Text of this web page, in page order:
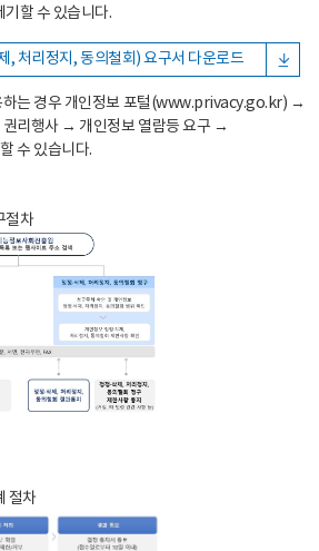
기할 수 있습니다.
, 처리정지, 동의철회) 요구서 다운로드
하는 경우 개인정보 포털(www.privacy.go.kr) →
권리행사 → 개인정보 열람등 요구 →
수 있습니다.
절차
절차